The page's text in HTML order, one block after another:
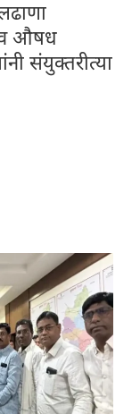
व औषध
संयुक्तरीत्या